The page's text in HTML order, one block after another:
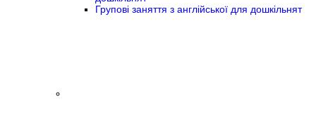
Групові заняття з англійської для дошкільнят